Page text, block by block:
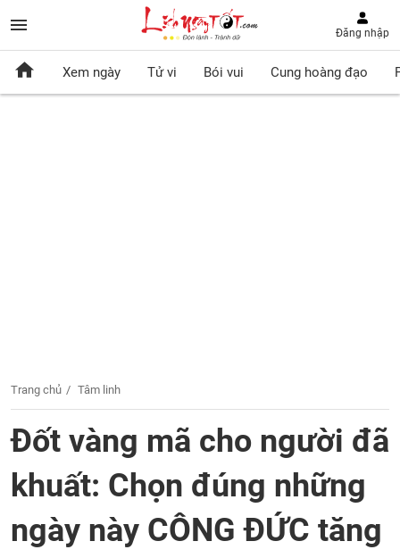
Đăng nhập
Xem ngày Tử vi Bói vui Cung hoàng đạo
Trang chủ Tâm linh
Đốt vàng mã cho người đã
khuất: Chọn đúng những
ngày này CÔNG ĐỨC tăng